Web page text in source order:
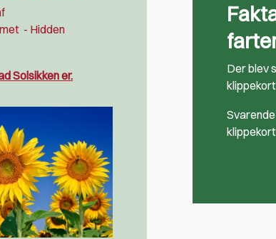
- Hidden
Solsikken er.
Der blev